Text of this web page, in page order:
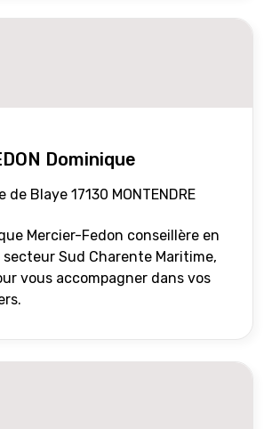
Dominique
de Blaye 17130 MONTENDRE
Mercier-Fedon conseillère en
Sud Charente Maritime,
vous accompagner dans vos